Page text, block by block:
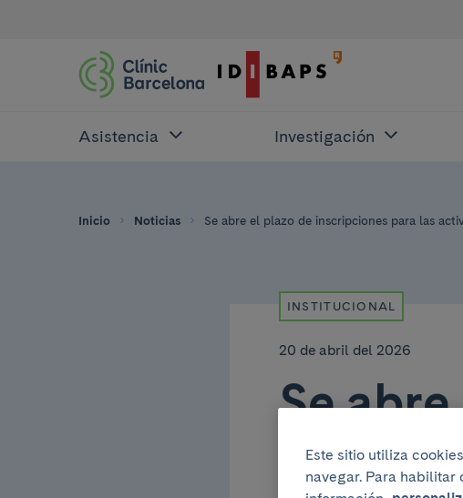
Asistencia Investigación
Inicio Noticias Se abre el plazo de inscripciones para las
INSTITUCIONAL
20 de abril del 2026
Se
Este sitio utiliza
navegar. Para